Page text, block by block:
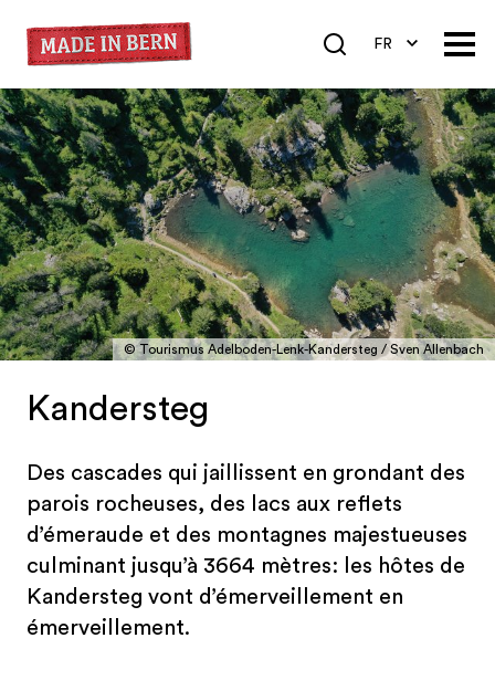
FR
EN
© Tourismus Adelboden-Lenk-Kandersteg / Sven Allenbach
Kandersteg
Des cascades qui jaillissent en grondant des
parois rocheuses, des lacs aux reflets
d’émeraude et des montagnes majestueuses
culminant jusqu’à 3664 mètres: les hôtes de
Kandersteg vont d’émerveillement en
émerveillement.